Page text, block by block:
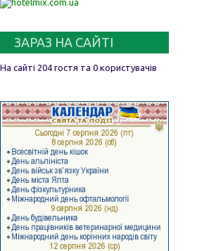
ЗАРАЗ НА САЙТІ
На сайті 204 гостя та 0 користувачів